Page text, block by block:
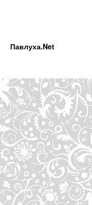
Павлуха.Net